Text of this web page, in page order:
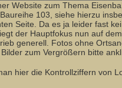
Website zum Thema
103, siehe hierzu
Seite. Da es ja leider fast
der Hauptfokus nun auf
generell. Fotos ohne
zum Vergrößern bitte
hier die Kontrollziffern von